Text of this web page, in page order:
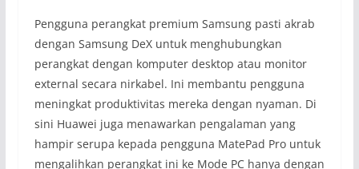
Pengguna perangkat premium Samsung pasti akrab
dengan Samsung DeX untuk menghubungkan
perangkat dengan komputer desktop atau monitor
external secara nirkabel. Ini membantu pengguna
meningkat produktivitas mereka dengan nyaman. Di
sini Huawei juga menawarkan pengalaman yang
hampir serupa kepada pengguna MatePad Pro untuk
mengalihkan perangkat ini ke Mode PC hanya dengan